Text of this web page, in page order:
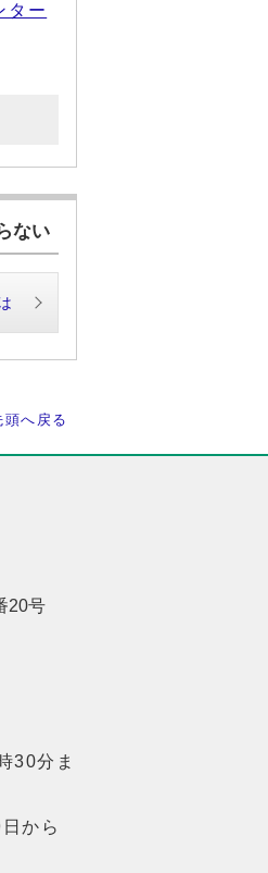
ター
ない
へ戻る
20号
30分ま
から